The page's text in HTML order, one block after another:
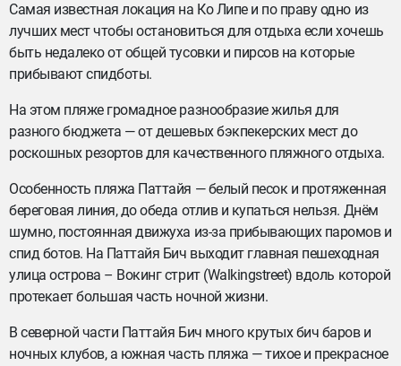
Самая известная локация на Ко Липе и по праву одно из
лучших мест чтобы остановиться для отдыха если хочешь
быть недалеко от общей тусовки и пирсов на которые
прибывают спидботы.
На этом пляже громадное разнообразие жилья для
разного бюджета — от дешевых бэкпекерских мест до
роскошных резортов для качественного пляжного отдыха.
Особенность пляжа Паттайя — белый песок и протяженная
береговая линия, до обеда отлив и купаться нельзя. Днём
шумно, постоянная движуха из-за прибывающих паромов и
спид ботов. На Паттайя Бич выходит главная пешеходная
улица острова – Вокинг стрит (Walkingstreet) вдоль которой
протекает большая часть ночной жизни.
В северной части Паттайя Бич много крутых бич баров и
ночных клубов, а южная часть пляжа — тихое и прекрасное